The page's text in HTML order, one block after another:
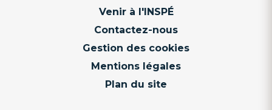
Venir à l'INSPÉ
Contactez-nous
Gestion des cookies
Mentions légales
Plan du site